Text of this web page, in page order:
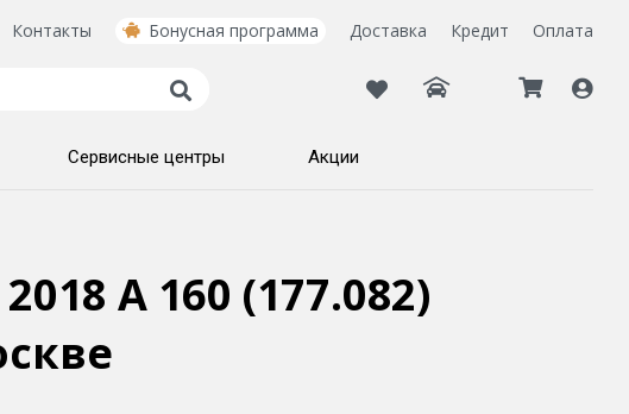
Контакты Бонусная программа Доставка Кредит Оплата
Сервисные центры Акции
A 160 (177.082)